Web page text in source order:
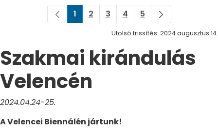
Oldal
1 Oldal
2 Oldal
3 Oldal
4 Oldal
5
Utolsó frissítés: 2024 augusztus 14.
Szakmai kirándulás
Velencén
2024.04.24-25.
A Velencei Biennálén jártunk!